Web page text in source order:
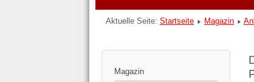
Aktuelle Seite: Startseite Magazin
Magazin